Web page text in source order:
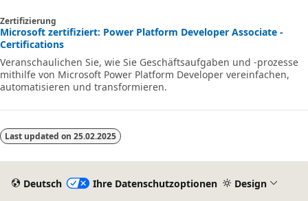
diesem Lernpfad erfahren Sie, wie Sie eine Microsoft Teams-App
mithilfe des Teams-Toolkits für Visual Studio Code erstellen.
Zertifizierung
Microsoft zertifiziert: Power Platform Developer Associate -
Certifications
Veranschaulichen Sie, wie Sie Geschäftsaufgaben und -prozesse
mithilfe von Microsoft Power Platform Developer vereinfachen,
automatisieren und transformieren.
Last updated on 25.02.2025
Deutsch Ihre Datenschutzoptionen Design